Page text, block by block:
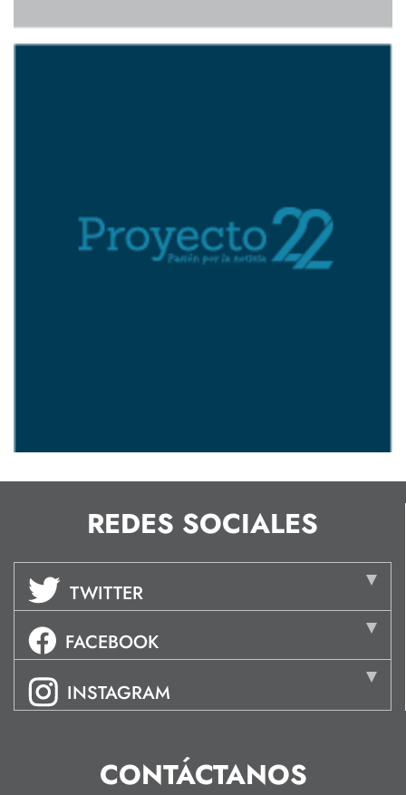
REDES SOCIALES
TWITTER
FACEBOOK
INSTAGRAM
CONTÁCTANOS